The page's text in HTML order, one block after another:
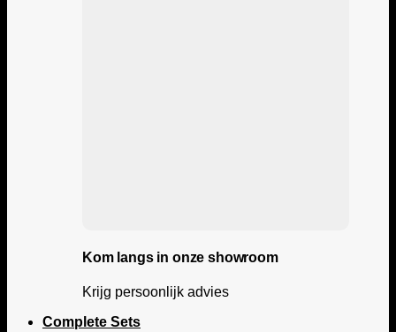
Kom langs in onze showroom
Krijg persoonlijk advies
Complete Sets